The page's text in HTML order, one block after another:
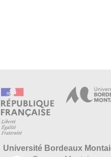
Université Bordeaux